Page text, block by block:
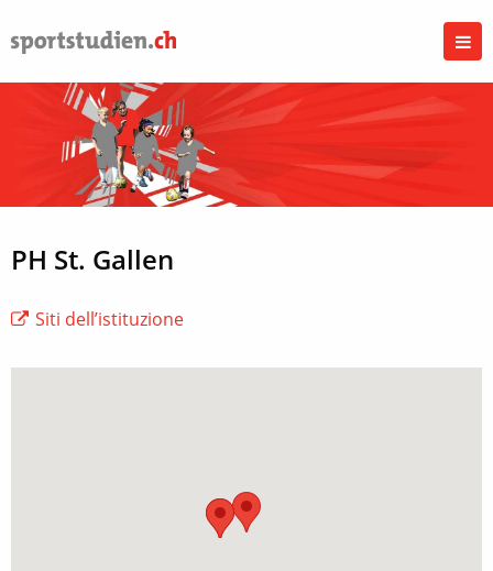
PH St. Gallen
Siti dell’istituzione